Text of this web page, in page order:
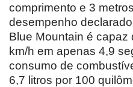
comprimento e 3
desempenho
Blue Mountain é capaz
km/h em apenas 4,9
consumo de
6,7 litros por 100